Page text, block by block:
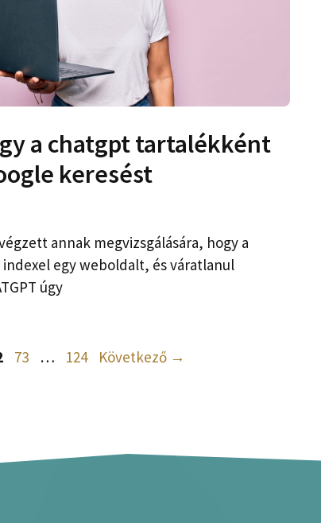
a chatgpt tartalékként
keresést
annak megvizsgálására, hogy a
indexel egy weboldalt, és váratlanul
úgy
Oldal
73 … Oldal
124 Következő →